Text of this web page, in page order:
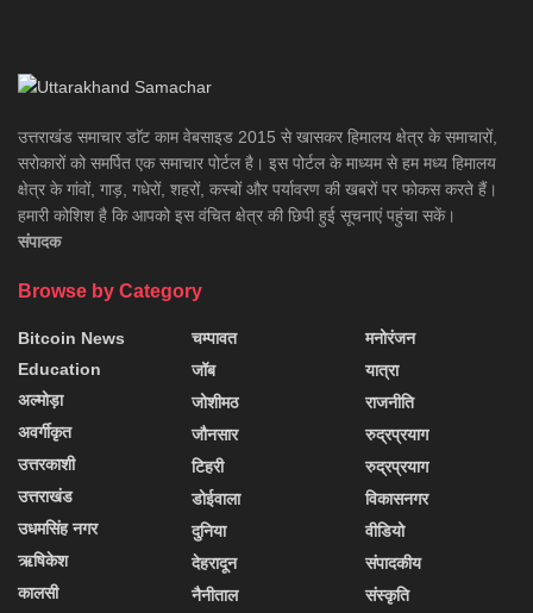
उत्तराखंड समाचार डाॅट काम वेबसाइड 2015 से खासकर हिमालय क्षेत्र के समाचारों,
सरोकारों को समर्पित एक समाचार पोर्टल है। इस पोर्टल के माध्यम से हम मध्य हिमालय
क्षेत्र के गांवों, गाड़, गधेरों, शहरों, कस्बों और पर्यावरण की खबरों पर फोकस करते हैं।
हमारी कोशिश है कि आपको इस वंचित क्षेत्र की छिपी हुई सूचनाएं पहुंचा सकें।
संपादक
Browse by Category
Bitcoin News
Education
अल्मोड़ा
अवर्गीकृत
उत्तरकाशी
उत्तराखंड
उधमसिंह नगर
ऋषिकेश
कालसी
चम्पावत
जॉब
जोशीमठ
जौनसार
टिहरी
डोईवाला
दुनिया
देहरादून
नैनीताल
मनोरंजन
यात्रा
राजनीति
रुद्रप्रयाग
रुद्रप्रयाग
विकासनगर
वीडियो
संपादकीय
संस्कृति